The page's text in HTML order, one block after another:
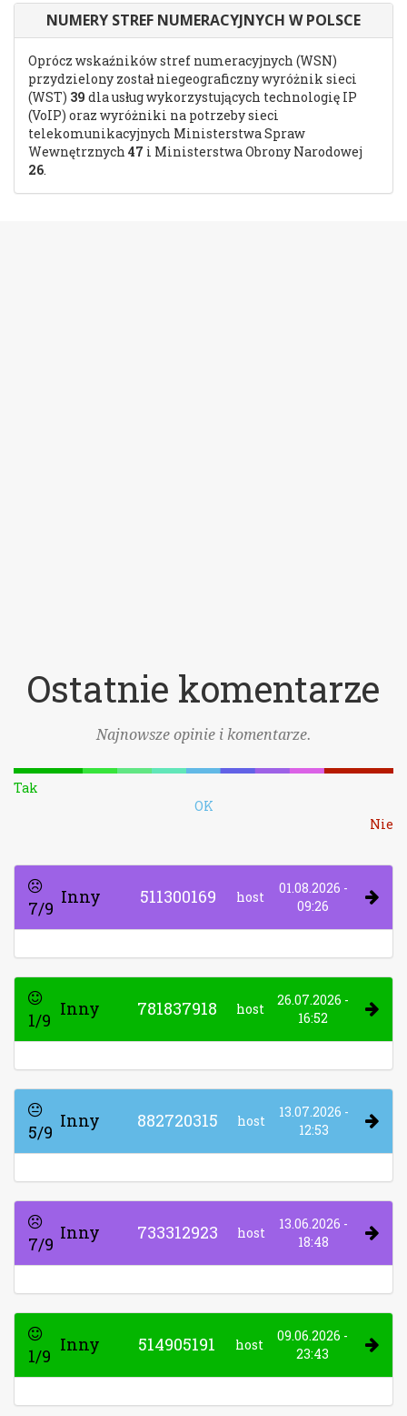
NUMERY STREF NUMERACYJNYCH W POLSCE
Oprócz wskaźników stref numeracyjnych (WSN)
przydzielony został niegeograficzny wyróżnik sieci
(WST) 39 dla usług wykorzystujących technologię IP
(VoIP) oraz wyróżniki na potrzeby sieci
telekomunikacyjnych Ministerstwa Spraw
Wewnętrznych 47 i Ministerstwa Obrony Narodowej
26.
Ostatnie komentarze
Najnowsze opinie i komentarze.
Tak
OK
Nie
7/9
Inny 511300169 host
01.08.2026 -
09:26
1/9
Inny 781837918 host
26.07.2026 -
16:52
5/9
Inny 882720315 host
13.07.2026 -
12:53
7/9
Inny 733312923 host
13.06.2026 -
18:48
1/9
Inny 514905191 host
09.06.2026 -
23:43